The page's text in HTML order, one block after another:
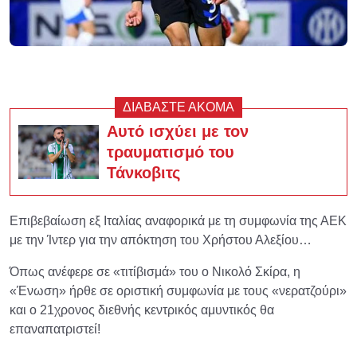
ΔΙΑΒΑΣΤΕ ΑΚΟΜΑ
Αυτό ισχύει με τον
τραυματισμό του
Τάνκοβιτς
Επιβεβαίωση εξ Ιταλίας αναφορικά με τη συμφωνία της ΑΕΚ
με την Ίντερ για την απόκτηση του Χρήστου Αλεξίου…
Όπως ανέφερε σε «τιτίβισμά» του ο Νικολό Σκίρα, η
«Ένωση» ήρθε σε οριστική συμφωνία με τους «νερατζούρι»
και ο 21χρονος διεθνής κεντρικός αμυντικός θα
επαναπατριστεί!